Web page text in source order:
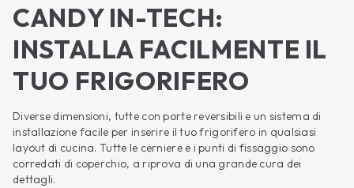
CANDY IN-TECH:
INSTALLA FACILMENTE IL
TUO FRIGORIFERO
Diverse dimensioni, tutte con porte reversibili e un sistema di
installazione facile per inserire il tuo frigorifero in qualsiasi
layout di cucina. Tutte le cerniere e i punti di fissaggio sono
corredati di coperchio, a riprova di una grande cura dei
dettagli.